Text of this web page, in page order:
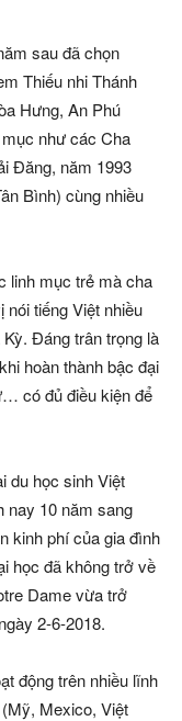
sau đã chọn
Thiếu nhi Thánh
Hưng, An Phú
như các Cha
Đăng, năm 1993
Bình) cùng nhiều
linh mục trẻ mà cha
tiếng Việt nhiều
Đáng trân trọng là
hoàn thành bậc đại
có đủ điều kiện để
du học sinh Việt
nay 10 năm sang
kinh phí của gia đình
học đã không trở về
Dame vừa trở
2-6-2018.
động trên nhiều lĩnh
Mexico, Việt